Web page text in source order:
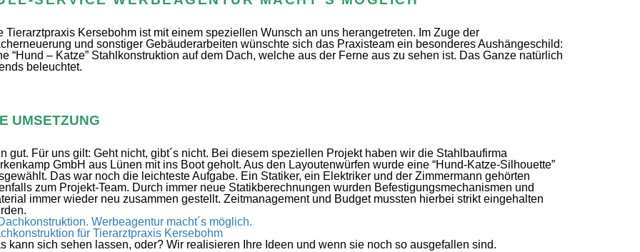
Tierarztpraxis Kersebohm ist mit einem speziellen Wunsch an uns herangetreten. Im Zuge der
und sonstiger Gebäuderarbeiten wünschte sich das Praxisteam ein besonderes Aushängeschild:
“Hund – Katze” Stahlkonstruktion auf dem Dach, welche aus der Ferne aus zu sehen ist. Das Ganze natürlich
beleuchtet.
UMSETZUNG
gut. Für uns gilt: Geht nicht, gibt´s nicht. Bei diesem speziellen Projekt haben wir die Stahlbaufirma
GmbH aus Lünen mit ins Boot geholt. Aus den Layoutenwürfen wurde eine “Hund-Katze-Silhouette”
Das war noch die leichteste Aufgabe. Ein Statiker, ein Elektriker und der Zimmermann gehörten
zum Projekt-Team. Durch immer neue Statikberechnungen wurden Befestigungsmechanismen und
immer wieder neu zusammen gestellt. Zeitmanagement und Budget mussten hierbei strikt eingehalten
kann sich sehen lassen, oder? Wir realisieren Ihre Ideen und wenn sie noch so ausgefallen sind.